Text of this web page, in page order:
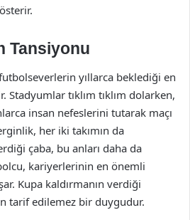
Tansiyonu
yıllarca beklediği en
tıklım tıklım dolarken,
insan nefeslerini tutarak maçı
her iki takımın da
çaba, bu anları daha da
kariyerlerinin en önemli
Kupa kaldırmanın verdiği
tarif edilemez bir duygudur.